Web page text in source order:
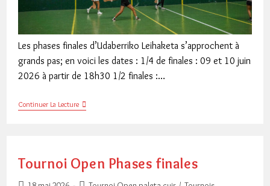
Les phases finales d’Udaberriko Leihaketa s’approchent à
grands pas; en voici les dates : 1/4 de finales : 09 et 10 juin
2026 à partir de 18h30 1/2 finales :…
Continuer La LectureUdaberriko
Leihaketa
Tournoi Open Phases finales